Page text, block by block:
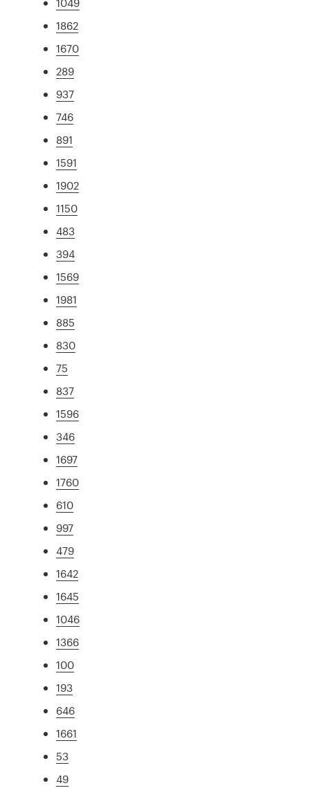
1862
1670
289
937
746
891
1591
1902
1150
483
394
1569
1981
885
830
75
837
1596
346
1697
1760
610
997
479
1642
1645
1046
1366
100
193
646
1661
53
49